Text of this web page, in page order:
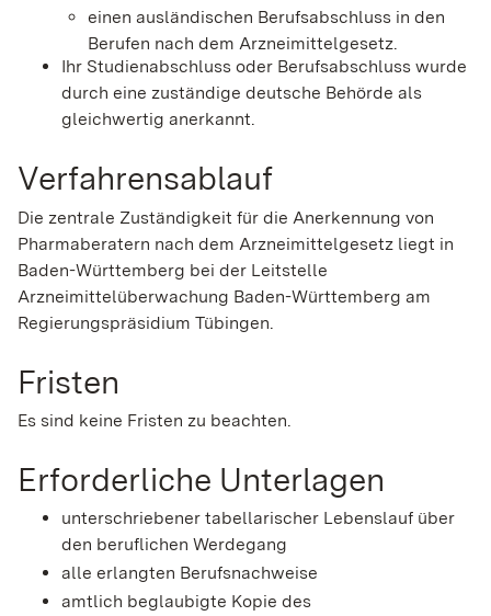
einen ausländischen Berufsabschluss in den
Berufen nach dem Arzneimittelgesetz.
Ihr Studienabschluss oder Berufsabschluss wurde
durch eine zuständige deutsche Behörde als
gleichwertig anerkannt.
Verfahrensablauf
Die zentrale Zuständigkeit für die Anerkennung von
Pharmaberatern nach dem Arzneimittelgesetz liegt in
Baden-Württemberg bei der Leitstelle
Arzneimittelüberwachung Baden-Württemberg am
Regierungspräsidium Tübingen.
Fristen
Es sind keine Fristen zu beachten.
Erforderliche Unterlagen
unterschriebener tabellarischer Lebenslauf über
den beruflichen Werdegang
alle erlangten Berufsnachweise
amtlich beglaubigte Kopie des